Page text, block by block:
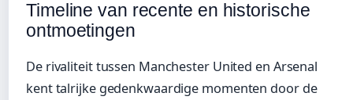
Timeline van recente en historische
ontmoetingen
De rivaliteit tussen Manchester United en Arsenal
kent talrijke gedenkwaardige momenten door de